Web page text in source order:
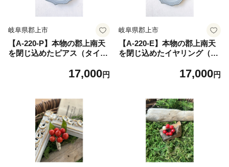
岐阜県郡上市
【A-220-P】本物の郡上南天
を閉じ込めたピアス（タイプ
レディースジュエリー アクセ
17,000円
岐阜県郡上市
【A-220-E】本物の郡上南天
を閉じ込めたイヤリング（タ
17,000円